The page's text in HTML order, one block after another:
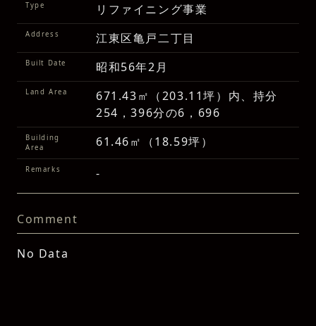
Type リファイニング事業
Address 江東区亀戸二丁目
Built Date 昭和56年2月
Land Area
671.43㎡（203.11坪）内、持分
254，396分の6，696
Building
Area
61.46㎡（18.59坪）
Remarks -
Comment
No Data